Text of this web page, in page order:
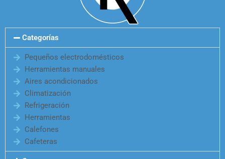
Categorías
Pequeños electrodomésticos
Herramientas manuales
Aires acondicionados
Climatización
Refrigeración
Herramientas
Calefones
Cafeteras